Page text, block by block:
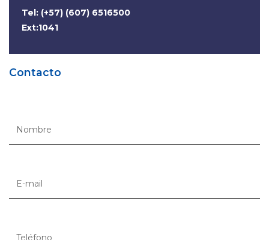
Tel: (+57) (607) 6516500
Ext:1041
Contacto